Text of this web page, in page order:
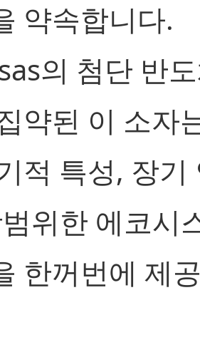
약속합니다.
의 첨단 반
약된 이 소자
적 특성, 장기
위한 에코시
한꺼번에 제